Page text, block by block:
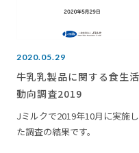
2020.05.29
牛乳乳製品に関する食生活
動向調査2019
Jミルクで2019年10月に実施し
た調査の結果です。